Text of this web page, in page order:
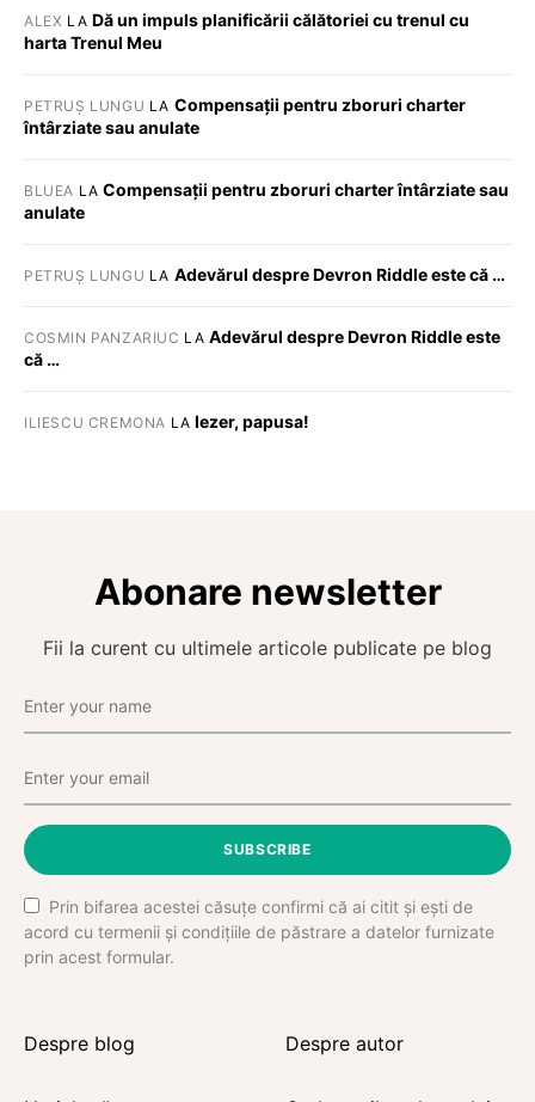
ALEX LA Dă un impuls planificării călătoriei cu trenul cu
harta Trenul Meu
PETRUȘ LUNGU LA Compensații pentru zboruri charter
întârziate sau anulate
BLUEA LACompensații pentru zboruri charter întârziate sau
anulate
PETRUȘ LUNGU LA Adevărul despre Devron Riddle este că …
COSMIN PANZARIUC LA Adevărul despre Devron Riddle este
că …
ILIESCU CREMONA LA Iezer, papusa!
Abonare newsletter
Fii la curent cu ultimele articole publicate pe blog
SUBSCRIBE
Prin bifarea acestei căsuțe confirmi că ai citit și ești de
acord cu termenii și condițiile de păstrare a datelor furnizate
prin acest formular.
Despre blog Despre autor